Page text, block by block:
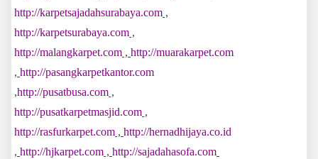
http://karpetsajadahsurabaya.com ,
http://karpetsurabaya.com ,
http://malangkarpet.com , http://muarakarpet.com
, http://pasangkarpetkantor.com
,http://pusatbusa.com ,
http://pusatkarpetmasjid.com ,
http://rasfurkarpet.com , http://hernadhijaya.co.id
, http://hjkarpet.com , http://sajadahasofa.com